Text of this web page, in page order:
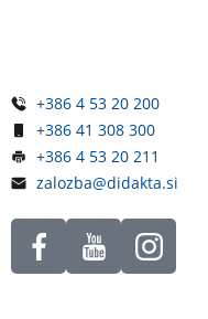
+386 4 53 20 200
+386 41 308 300
+386 4 53 20 211
zalozba@didakta.si